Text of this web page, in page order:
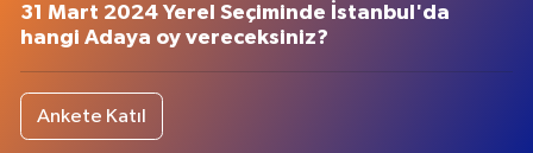
31 Mart 2024 Yerel Seçiminde İstanbul'da
hangi Adaya oy vereceksiniz?
Ankete Katıl